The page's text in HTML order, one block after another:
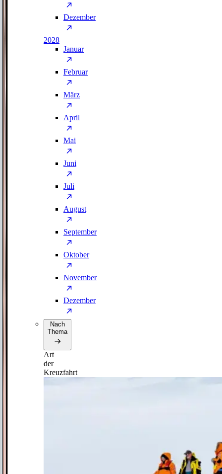
Dezember
2028
Januar
Februar
März
April
Mai
Juni
Juli
August
September
Oktober
November
Dezember
Nach
Thema
Art
der
Kreuzfahrt